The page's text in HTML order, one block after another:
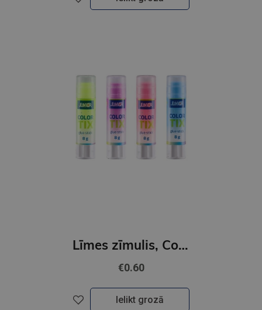
Līmes zīmulis, Color Tix, 8 gr, dažādās krāsās
€0.60
Ielikt grozā